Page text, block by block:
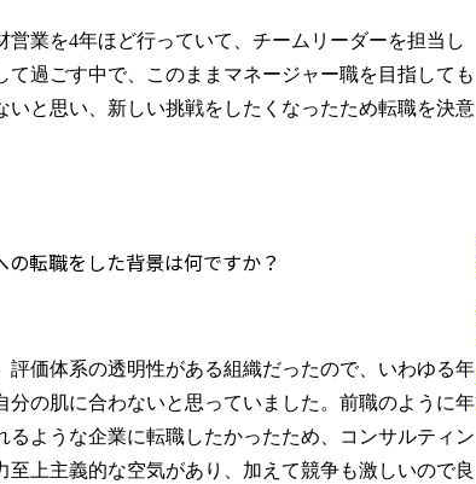
営業を4年ほど行っていて、チームリーダーを担当し
て過ごす中で、このままマネージャー職を目指しても
いと思い、新しい挑戦をしたくなったため転職を決意
転職をした背景は何ですか？
評価体系の透明性がある組織だったので、いわゆる年
分の肌に合わないと思っていました。前職のように年
るような企業に転職したかったため、コンサルティン
至上主義的な空気があり、加えて競争も激しいので良